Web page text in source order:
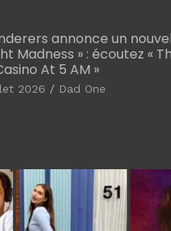
annonce un
Madness » : écoutez «
At 5 AM »
2026 Dad One